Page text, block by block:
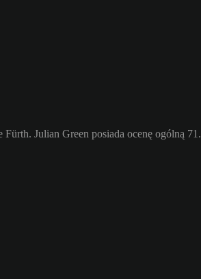
Julian Green posiada ocenę ogólną 71.